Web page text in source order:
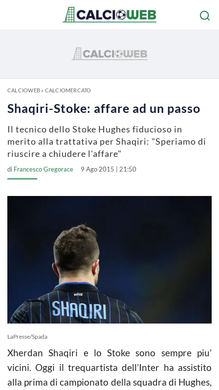
CALCIOWEB» CALCIOMERCATO
Shaqiri-Stoke: affare ad un passo
Il tecnico dello Stoke Hughes fiducioso in
merito alla trattativa per Shaqiri: "Speriamo di
riuscire a chiudere l'affare"
di Francesco Gregorace 9 Ago 2015 | 21:50
LaPresse/Spada
Xherdan Shaqiri e lo Stoke sono sempre piu’
vicini. Oggi il trequartista dell’Inter ha assistito
alla prima di campionato della squadra di Hughes,